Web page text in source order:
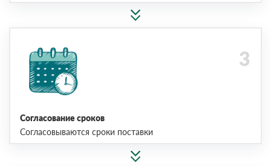
Согласование сроков
Согласовываются сроки поставки